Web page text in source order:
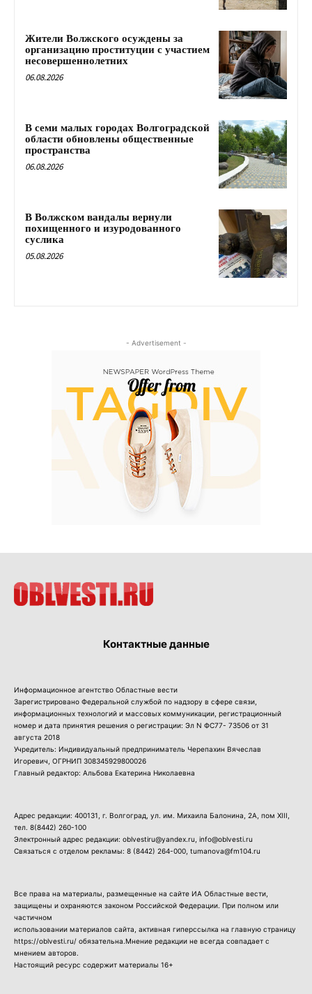
Жители Волжского осуждены за
организацию проституции с участием
несовершеннолетних
06.08.2026
В семи малых городах Волгоградской
области обновлены общественные
пространства
06.08.2026
В Волжском вандалы вернули
похищенного и изуродованного
суслика
05.08.2026
- Advertisement -
Контактные данные
Информационное агентство Областные вести
Зарегистрировано Федеральной службой по надзору в сфере связи,
информационных технологий и массовых коммуникации, регистрационный
номер и дата принятия решения о регистрации: Эл N ФС77- 73506 от 31
августа 2018
Учредитель: Индивидуальный предприниматель Черепахин Вячеслав
Игоревич, ОГРНИП 308345929800026
Главный редактор: Альбова Екатерина Николаевна
Адрес редакции: 400131, г. Волгоград, ул. им. Михаила Балонина, 2А, пом XIII,
тел. 8(8442) 260-100
Электронный адрес редакции: oblvestiru@yandex.ru, info@oblvesti.ru
Связаться с отделом рекламы: 8 (8442) 264-000 , tumanova@fm104.ru
Все права на материалы, размещенные на сайте ИА Областные вести,
защищены и охраняются законом Российской Федерации. При полном или
частичном
использовании материалов сайта, активная гиперссылка на главную страницу
https://oblvesti.ru/ обязательна.Мнение редакции не всегда совпадает с
мнением авторов.
Настоящий ресурс содержит материалы 16+